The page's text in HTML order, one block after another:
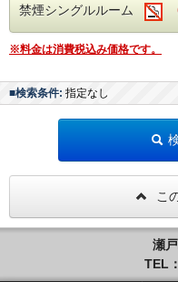
ンパーキング
ください。
ご利用できな
春日井市、多
ジブリパーク
リコロパー
公園、品野台
豊田スタジア
ゴヤドーム、
ラブ、中京ゴ
禁煙シングルルーム
※料金は消費税込み価格です。
■検索条件: 指定なし
こ
瀬
TEL：